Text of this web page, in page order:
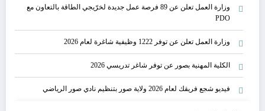
وزارة العمل تعلن عن 89 فرصة عمل جديدة لخرّيجي الطاقة بالتعاون مع
PDO
وزارة العمل تعلن عن توفر 1222 وظيفية شاغرة لعام 2026
الكلية المهنية بصور عن توفر شاغر تدريسي 2026
فيديو شجع فريقك لعام 2026 ولاية صور بتنظيم نادي صور الرياضي